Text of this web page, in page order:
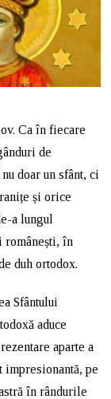
Ca în fiecare
de
doar un sfânt, ci
și orice
a lungul
românești, în
duh ortodox.
Sfântului
aduce
aparte a
impresionantă, pe
în rândurile